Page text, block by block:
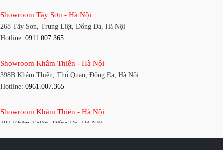
Showroom Tây Sơn - Hà Nội
268 Tây Sơn, Trung Liệt, Đống Đa, Hà Nội
Hotline: 0911.007.365
Showroom Khâm Thiên - Hà Nội
398B Khâm Thiên, Thổ Quan, Đống Đa, Hà Nội
Hotline: 0961.007.365
Showroom Khâm Thiên - Hà Nội
302 Khâm Thiên, Đống Đa, Hà Nội